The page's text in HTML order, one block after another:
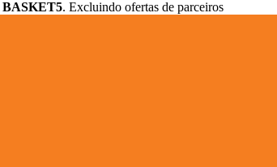
BASKET5. Excluindo ofertas de parceiros